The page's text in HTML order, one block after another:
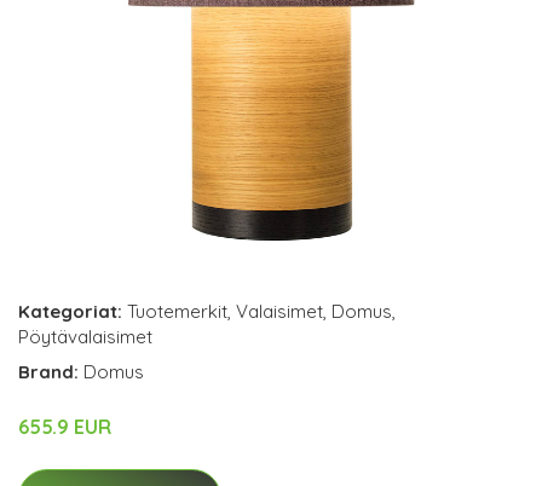
Kategoriat: Tuotemerkit, Valaisimet, Domus,
Pöytävalaisimet
Brand: Domus
655.9 EUR